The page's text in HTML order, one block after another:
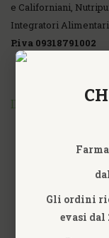
e Californiani,
Integratori
P.iva 09318791002
INFORMAZIONI
Gli ordini
evasi dal